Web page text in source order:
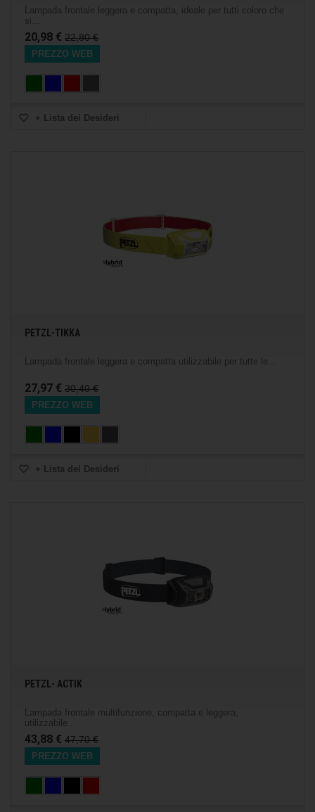
Lampada frontale leggera e compatta, ideale per tutti coloro che
si...
20,98 € 22,80 €
PREZZO WEB
+ Lista dei Desideri
PETZL-TIKKA
Lampada frontale leggera e compatta utilizzabile per tutte le...
27,97 € 30,40 €
PREZZO WEB
+ Lista dei Desideri
PETZL- ACTIK
Lampada frontale multifunzione, compatta e leggera,
utilizzabile...
43,88 € 47,70 €
PREZZO WEB